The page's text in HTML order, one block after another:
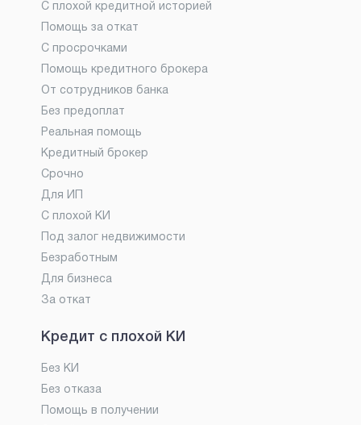
С плохой кредитной историей
Помощь за откат
С просрочками
Помощь кредитного брокера
От сотрудников банка
Без предоплат
Реальная помощь
Кредитный брокер
Срочно
Для ИП
С плохой КИ
Под залог недвижимости
Безработным
Для бизнеса
За откат
Кредит с плохой КИ
Без КИ
Без отказа
Помощь в получении